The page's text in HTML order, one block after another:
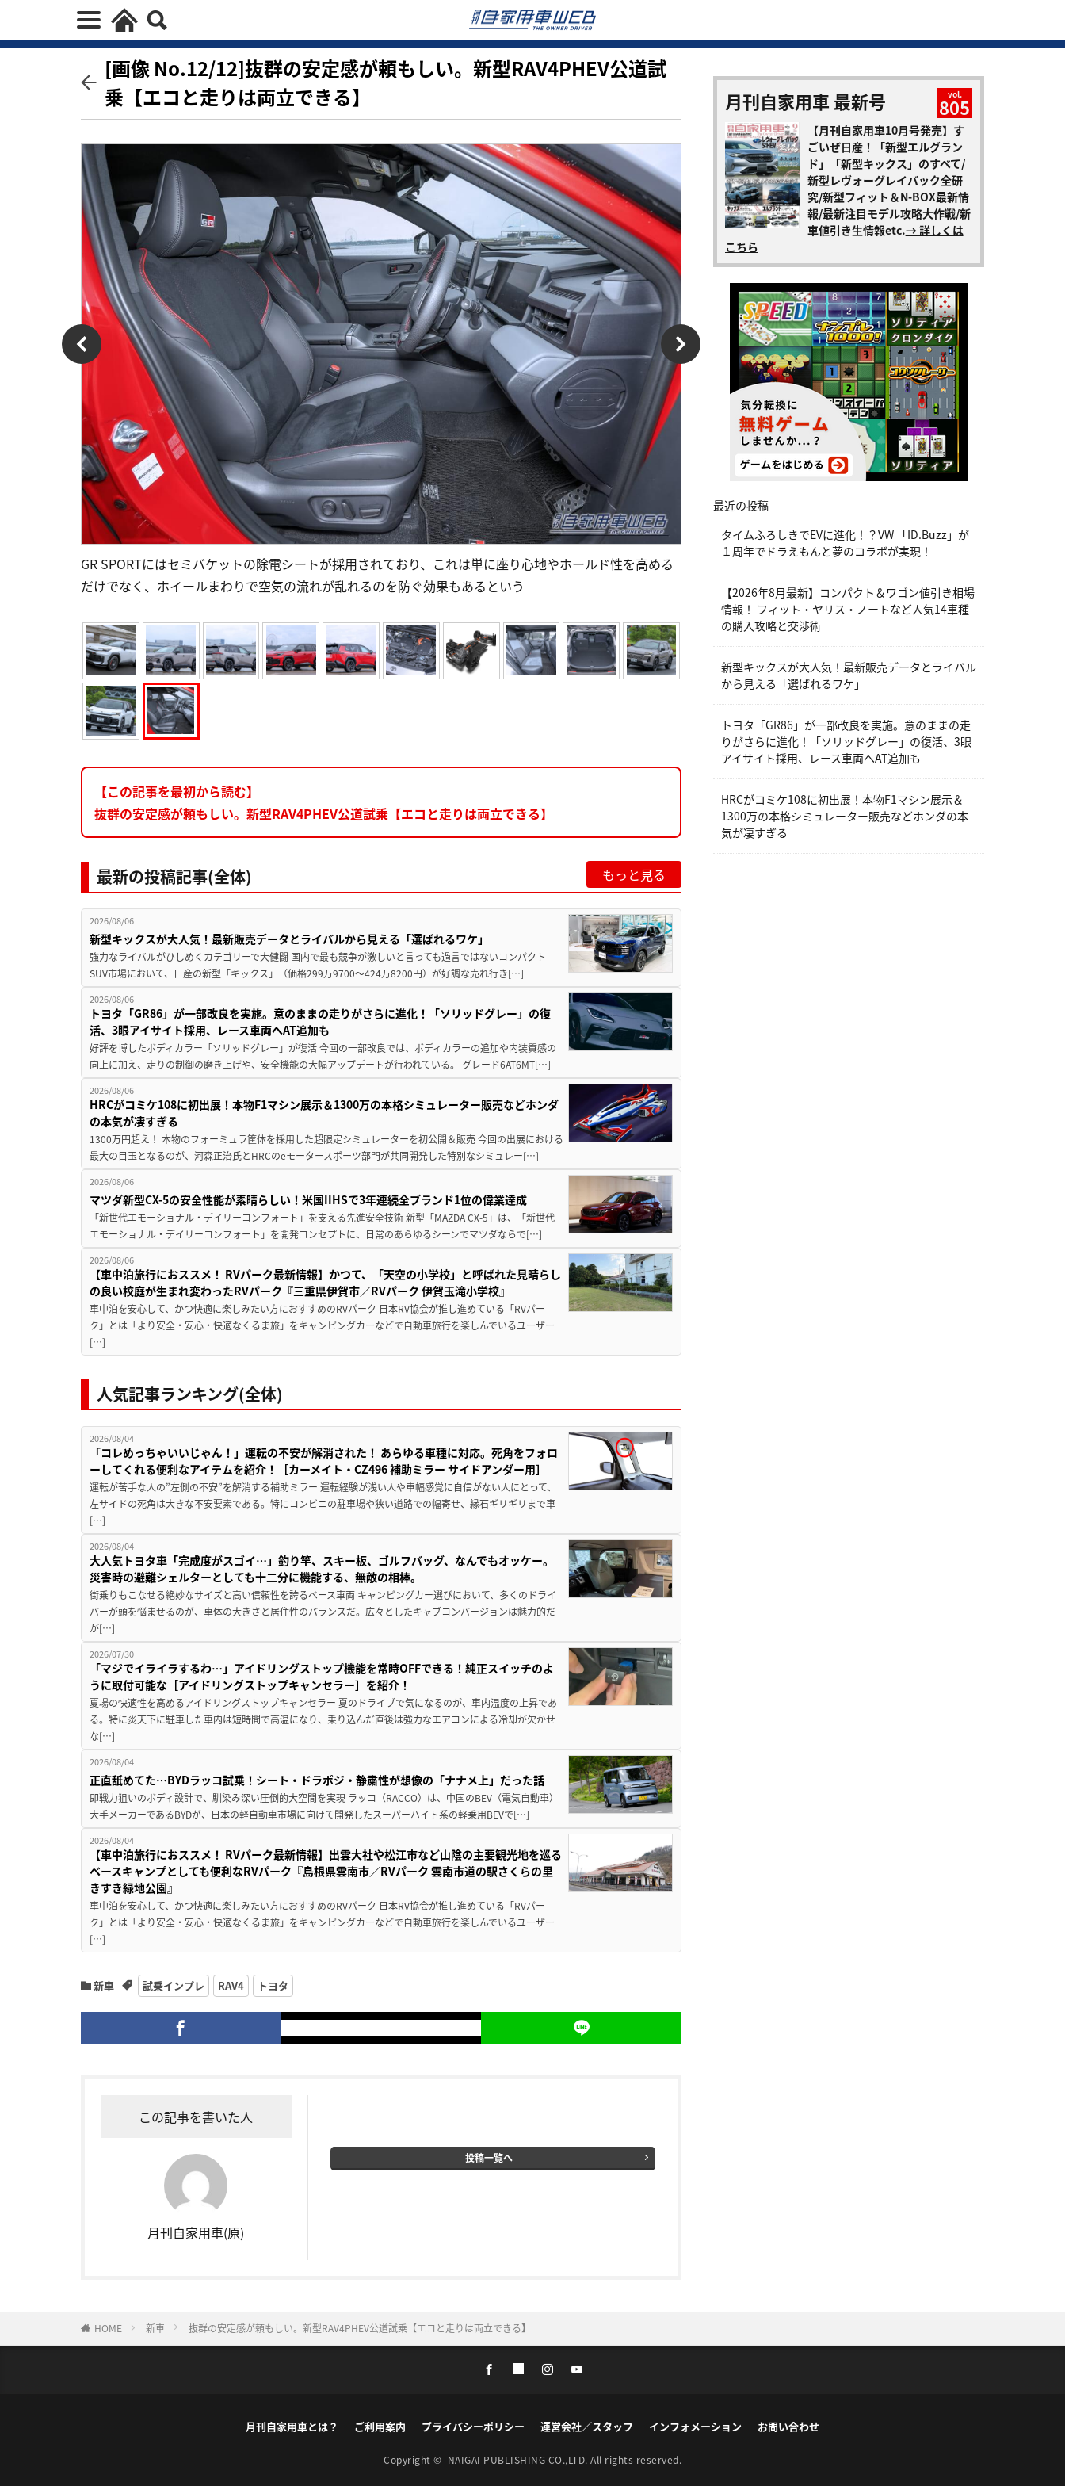
[画像 No.12/12]抜群の安定感が頼もしい。新型RAV4PHEV公道試
乗【エコと走りは両立できる】
GR SPORTにはセミバケットの除電シートが採用されており、これは単に座り心地やホールド性を高める
だけでなく、ホイールまわりで空気の流れが乱れるのを防ぐ効果もあるという
【この記事を最初から読む】
抜群の安定感が頼もしい。新型RAV4PHEV公道試乗【エコと走りは両立できる】
最新の投稿記事(全体) もっと見る
2026/08/06
新型キックスが大人気！最新販売データとライバルから見える「選ばれるワケ」
強力なライバルがひしめくカテゴリーで大健闘 国内で最も競争が激しいと言っても過言ではないコンパクト
SUV市場において、日産の新型「キックス」（価格299万9700～424万8200円）が好調な売れ行き[…]
2026/08/06
トヨタ「GR86」が一部改良を実施。意のままの走りがさらに進化！「ソリッドグレー」の復
活、3眼アイサイト採用、レース車両へAT追加も
好評を博したボディカラー「ソリッドグレー」が復活 今回の一部改良では、ボディカラーの追加や内装質感の
向上に加え、走りの制御の磨き上げや、安全機能の大幅アップデートが行われている。 グレード6AT6MT[…]
2026/08/06
HRCがコミケ108に初出展！本物F1マシン展示＆1300万の本格シミュレーター販売などホンダ
の本気が凄すぎる
1300万円超え！ 本物のフォーミュラ筐体を採用した超限定シミュレーターを初公開＆販売 今回の出展における
最大の目玉となるのが、河森正治氏とHRCのeモータースポーツ部門が共同開発した特別なシミュレー[…]
2026/08/06
マツダ新型CX-5の安全性能が素晴らしい！米国IIHSで3年連続全ブランド1位の偉業達成
「新世代エモーショナル・デイリーコンフォート」を支える先進安全技術 新型「MAZDA CX-5」は、「新世代
エモーショナル・デイリーコンフォート」を開発コンセプトに、日常のあらゆるシーンでマツダならで[…]
2026/08/06
【車中泊旅行におススメ！ RVパーク最新情報】かつて、「天空の小学校」と呼ばれた見晴らし
の良い校庭が生まれ変わったRVパーク『三重県伊賀市／RVパーク 伊賀玉滝小学校』
車中泊を安心して、かつ快適に楽しみたい方におすすめのRVパーク 日本RV協会が推し進めている「RVパー
ク」とは「より安全・安心・快適なくるま旅」をキャンピングカーなどで自動車旅行を楽しんでいるユーザー
[…]
人気記事ランキング(全体)
2026/08/04
「コレめっちゃいいじゃん！」運転の不安が解消された！ あらゆる車種に対応。死角をフォロ
ーしてくれる便利なアイテムを紹介！［カーメイト・CZ496 補助ミラー サイドアンダー用］
運転が苦手な人の”左側の不安”を解消する補助ミラー 運転経験が浅い人や車幅感覚に自信がない人にとって、
左サイドの死角は大きな不安要素である。特にコンビニの駐車場や狭い道路での幅寄せ、縁石ギリギリまで車
[…]
2026/08/04
大人気トヨタ車「完成度がスゴイ…」釣り竿、スキー板、ゴルフバッグ、なんでもオッケー。
災害時の避難シェルターとしても十二分に機能する、無敵の相棒。
街乗りもこなせる絶妙なサイズと高い信頼性を誇るベース車両 キャンピングカー選びにおいて、多くのドライ
バーが頭を悩ませるのが、車体の大きさと居住性のバランスだ。広々としたキャブコンバージョンは魅力的だ
が[…]
2026/07/30
「マジでイライラするわ…」アイドリングストップ機能を常時OFFできる！純正スイッチのよ
うに取付可能な［アイドリングストップキャンセラー］を紹介！
夏場の快適性を高めるアイドリングストップキャンセラー 夏のドライブで気になるのが、車内温度の上昇であ
る。特に炎天下に駐車した車内は短時間で高温になり、乗り込んだ直後は強力なエアコンによる冷却が欠かせ
な[…]
2026/08/04
正直舐めてた…BYDラッコ試乗！シート・ドラポジ・静粛性が想像の「ナナメ上」だった話
即戦力狙いのボディ設計で、馴染み深い圧倒的大空間を実現 ラッコ（RACCO）は、中国のBEV（電気自動車）
大手メーカーであるBYDが、日本の軽自動車市場に向けて開発したスーパーハイト系の軽乗用BEVで[…]
2026/08/04
【車中泊旅行におススメ！ RVパーク最新情報】出雲大社や松江市など山陰の主要観光地を巡る
ベースキャンプとしても便利なRVパーク『島根県雲南市／RVパーク 雲南市道の駅さくらの里
きすき緑地公園』
車中泊を安心して、かつ快適に楽しみたい方におすすめのRVパーク 日本RV協会が推し進めている「RVパー
ク」とは「より安全・安心・快適なくるま旅」をキャンピングカーなどで自動車旅行を楽しんでいるユーザー
[…]
新車 試乗インプレ RAV4 トヨタ
この記事を書いた人
月刊自家用車(原)
投稿一覧へ
月刊自家用車 最新号 vol.
805
【月刊自家用車10月号発売】す
ごいぜ日産！「新型エルグラン
ド」「新型キックス」のすべて/
新型レヴォーグレイバック全研
究/新型フィット＆N-BOX最新情
報/最新注目モデル攻略大作戦/新
車値引き生情報etc.→ 詳しくは
こちら
最近の投稿
タイムふろしきでEVに進化！？VW 「ID.Buzz」が
１周年でドラえもんと夢のコラボが実現！
【2026年8月最新】コンパクト＆ワゴン値引き相場
情報！ フィット・ヤリス・ノートなど人気14車種
の購入攻略と交渉術
新型キックスが大人気！最新販売データとライバル
から見える「選ばれるワケ」
トヨタ「GR86」が一部改良を実施。意のままの走
りがさらに進化！「ソリッドグレー」の復活、3眼
アイサイト採用、レース車両へAT追加も
HRCがコミケ108に初出展！本物F1マシン展示＆
1300万の本格シミュレーター販売などホンダの本
気が凄すぎる
HOME 新車 抜群の安定感が頼もしい。新型RAV4PHEV公道試乗【エコと走りは両立できる】
月刊自家用車とは？ ご利用案内 プライバシーポリシー 運営会社／スタッフ インフォメーション お問い合わせ
Copyright © NAIGAI PUBLISHING CO.,LTD. All rights reserved.